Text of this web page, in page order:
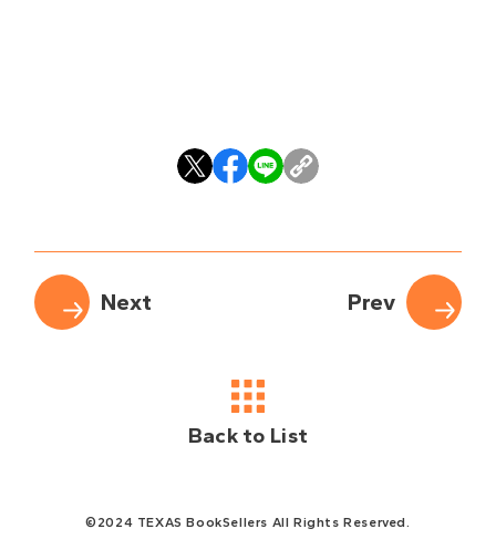
Back to List
©2024 TEXAS BookSellers All Rights Reserved.